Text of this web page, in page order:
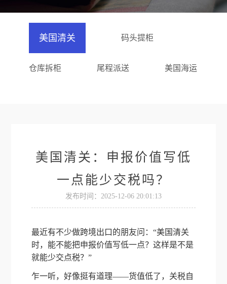
美国清关 码头提柜
仓库拆柜 尾程派送 美国海运
美国清关：申报价值写低
一点能少交税吗？
发布时间：2025-12-06 20:01:13
最近有不少做跨境出口的朋友问：“美国清关
时，能不能把申报价值写低一点？这样是不是
就能少交点税？”
乍一听，好像挺有道理——货值低了，关税自